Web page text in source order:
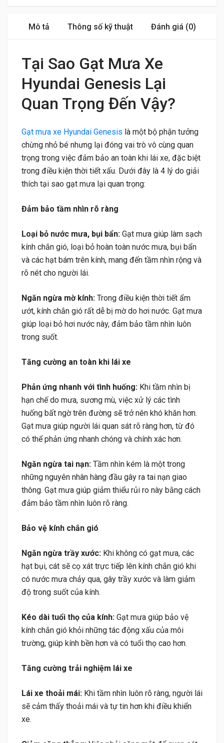
Mô tả Thông số kỹ thuật Đánh giá (0)
Tại Sao Gạt Mưa Xe
Hyundai Genesis Lại
Quan Trọng Đến Vậy?
Gạt mưa xe Hyundai Genesis là một bộ phận tưởng
chừng nhỏ bé nhưng lại đóng vai trò vô cùng quan
trọng trong việc đảm bảo an toàn khi lái xe, đặc biệt
trong điều kiện thời tiết xấu. Dưới đây là 4 lý do giải
thích tại sao gạt mưa lại quan trọng:
Đảm bảo tầm nhìn rõ ràng
Loại bỏ nước mưa, bụi bẩn: Gạt mưa giúp làm sạch
kính chắn gió, loại bỏ hoàn toàn nước mưa, bụi bẩn
và các hạt bám trên kính, mang đến tầm nhìn rộng và
rõ nét cho người lái.
Ngăn ngừa mờ kính: Trong điều kiện thời tiết ẩm
ướt, kính chắn gió rất dễ bị mờ do hơi nước. Gạt mưa
giúp loại bỏ hơi nước này, đảm bảo tầm nhìn luôn
trong suốt.
Tăng cường an toàn khi lái xe
Phản ứng nhanh với tình huống: Khi tầm nhìn bị
hạn chế do mưa, sương mù, việc xử lý các tình
huống bất ngờ trên đường sẽ trở nên khó khăn hơn.
Gạt mưa giúp người lái quan sát rõ ràng hơn, từ đó
có thể phản ứng nhanh chóng và chính xác hơn.
Ngăn ngừa tai nạn: Tầm nhìn kém là một trong
những nguyên nhân hàng đầu gây ra tai nạn giao
thông. Gạt mưa giúp giảm thiểu rủi ro này bằng cách
đảm bảo tầm nhìn luôn rõ ràng.
Bảo vệ kính chắn gió
Ngăn ngừa trầy xước: Khi không có gạt mưa, các
hạt bụi, cát sẽ cọ xát trực tiếp lên kính chắn gió khi
có nước mưa chảy qua, gây trầy xước và làm giảm
độ trong suốt của kính.
Kéo dài tuổi thọ của kính: Gạt mưa giúp bảo vệ
kính chắn gió khỏi những tác động xấu của môi
trường, giúp kính bền hơn và có tuổi thọ cao hơn.
Tăng cường trải nghiệm lái xe
Lái xe thoải mái: Khi tầm nhìn luôn rõ ràng, người lái
sẽ cảm thấy thoải mái và tự tin hơn khi điều khiển
xe.